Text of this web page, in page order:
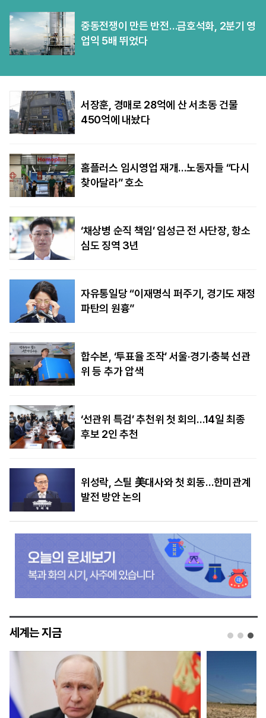
중동전쟁이 만든 반전…금호석화, 2분기 영
업익 5배 뛰었다
서장훈, 경매로 28억에 산 서초동 건물
450억에 내놨다
홈플러스 임시영업 재개…노동자들 “다시
찾아달라” 호소
‘채상병 순직 책임’ 임성근 전 사단장, 항소
심도 징역 3년
자유통일당 “이재명식 퍼주기, 경기도 재정
파탄의 원흉”
합수본, ‘투표율 조작’ 서울·경기·충북 선관
위 등 추가 압색
‘선관위 특검’ 추천위 첫 회의…14일 최종
후보 2인 추천
위성락, 스틸 美대사와 첫 회동…한미관계
발전 방안 논의
세계는 지금